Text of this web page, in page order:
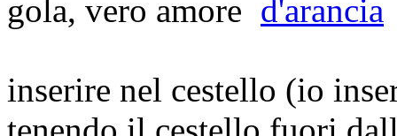
inserire nel cestello (io